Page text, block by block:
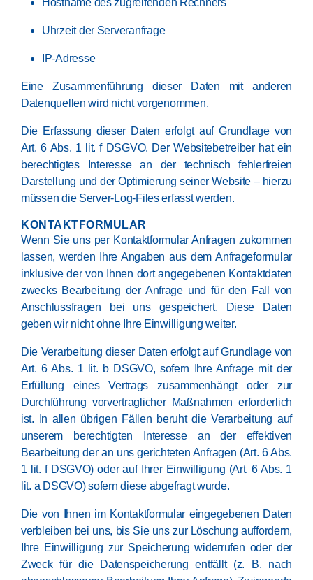
Hostname des zugreifenden Rechners
Uhrzeit der Serveranfrage
IP-Adresse
Eine Zusammenführung dieser Daten mit anderen
Datenquellen wird nicht vorgenommen.
Die Erfassung dieser Daten erfolgt auf Grundlage von
Art. 6 Abs. 1 lit. f DSGVO. Der Websitebetreiber hat ein
berechtigtes Interesse an der technisch fehlerfreien
Darstellung und der Optimierung seiner Website – hierzu
müssen die Server-Log-Files erfasst werden.
KONTAKTFORMULAR
Wenn Sie uns per Kontaktformular Anfragen zukommen
lassen, werden Ihre Angaben aus dem Anfrageformular
inklusive der von Ihnen dort angegebenen Kontaktdaten
zwecks Bearbeitung der Anfrage und für den Fall von
Anschlussfragen bei uns gespeichert. Diese Daten
geben wir nicht ohne Ihre Einwilligung weiter.
Die Verarbeitung dieser Daten erfolgt auf Grundlage von
Art. 6 Abs. 1 lit. b DSGVO, sofern Ihre Anfrage mit der
Erfüllung eines Vertrags zusammenhängt oder zur
Durchführung vorvertraglicher Maßnahmen erforderlich
ist. In allen übrigen Fällen beruht die Verarbeitung auf
unserem berechtigten Interesse an der effektiven
Bearbeitung der an uns gerichteten Anfragen (Art. 6 Abs.
1 lit. f DSGVO) oder auf Ihrer Einwilligung (Art. 6 Abs. 1
lit. a DSGVO) sofern diese abgefragt wurde.
Die von Ihnen im Kontaktformular eingegebenen Daten
verbleiben bei uns, bis Sie uns zur Löschung auffordern,
Ihre Einwilligung zur Speicherung widerrufen oder der
Zweck für die Datenspeicherung entfällt (z. B. nach